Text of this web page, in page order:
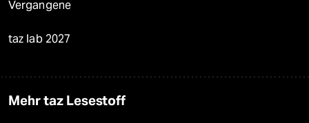
Vergangene
taz lab 2027
Mehr taz Lesestoff